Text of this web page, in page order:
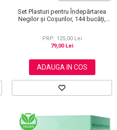
Set Plasturi pentru Îndepărtarea
Negilor și Coșurilor, 144 bucăți,
PRP: 125,00 Lei
79,00 Lei
ADAUGA IN COS